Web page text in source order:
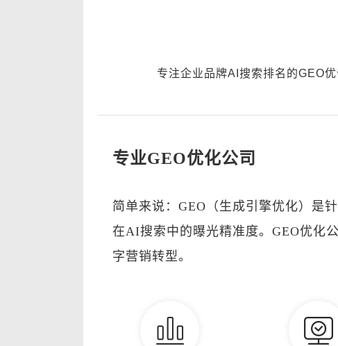
专注企业品牌AI搜索排名的GEO
专业GEO优化公司
简单来说：GEO（生成引擎优化）是
在AI搜索中的曝光精准度。GEO优化
字营销转型。